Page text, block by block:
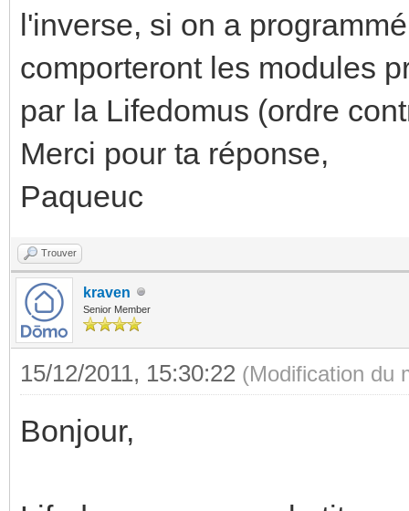
l'inverse, si on a
comporteront les modules
par la Lifedomus (ordre
Merci pour ta réponse,
Paqueuc
Trouver
kraven
Senior Member
15/12/2011, 15:30:22 (Modification du
Bonjour,